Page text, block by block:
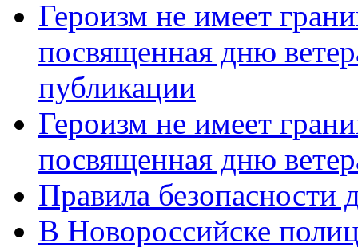
Героизм не имеет
посвященная дню
публикации
Героизм не имеет
посвященная дню
Правила безопасности
В Новороссийске